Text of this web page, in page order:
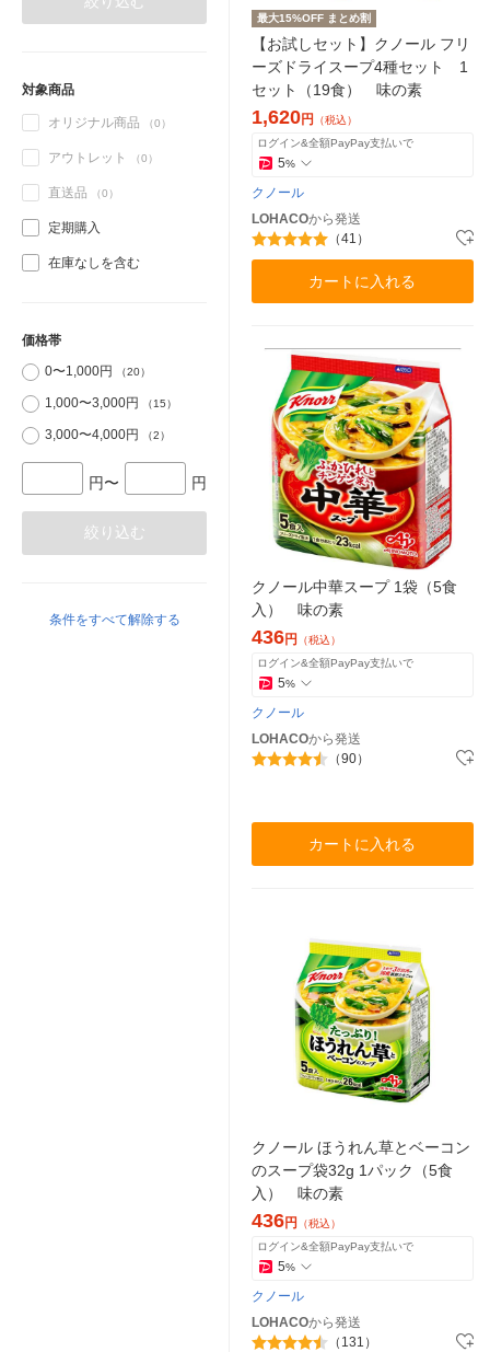
対象商品
オリジナル商品 （0）
アウトレット （0）
直送品 （0）
定期購入
在庫なしを含む
価格帯
0〜1,000円
（20）
1,000〜3,000円 （15）
3,000〜4,000円 （2）
円〜 円
絞り込む
条件をすべて解除する
最大15%OFF まとめ割
【お試しセット】クノール フリ
ーズドライスープ4種セット 1
セット（19食） 味の素
1,620円 （税込）
ログイン&全額PayPay支払いで
5%
クノール
LOHACOから発送
（41）
カートに入れる
クノール中華スープ 1袋（5食
入） 味の素
436円 （税込）
ログイン&全額PayPay支払いで
5%
クノール
LOHACOから発送
（90）
カートに入れる
クノール ほうれん草とベーコン
のスープ袋32g 1パック（5食
入） 味の素
436円
（税込）
ログイン&全額PayPay支払いで
5%
クノール
LOHACOから発送
（131）